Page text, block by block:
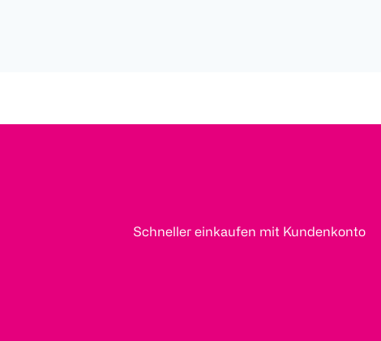
Schneller einkaufen mit Kundenkonto